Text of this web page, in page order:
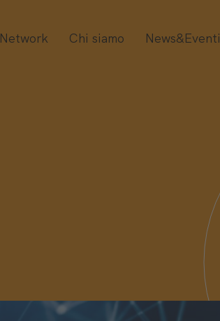
Network Chi siamo News&Eventi